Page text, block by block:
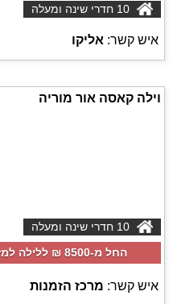
איש קשר: אליקו
וילה קאסה אור מוריה
החל מ-‏8500 ₪ ללילה למזמינים 2 לילות בסופ"ש הקרוב
איש קשר: מרכז הזמנות